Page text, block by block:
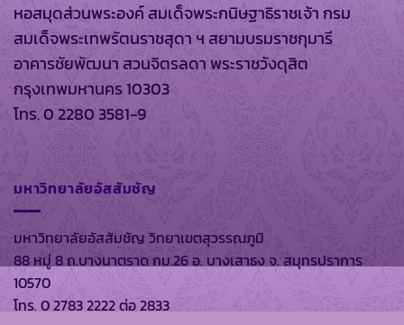
หอสมุดส่วนพระองค์ สมเด็จพระกนิษฐาธิราชเจ้า กรม
สมเด็จพระเทพรัตนราชสุดา ฯ สยามบรมราชกุมารี
อาคารชัยพัฒนา สวนจิตรลดา พระราชวังดุสิต
กรุงเทพมหานคร 10303
โทร. 0 2280 3581-9
มหาวิทยาลัยอัสสัมชัญ
มหาวิทยาลัยอัสสัมชัญ วิทยาเขตสุวรรณภูมิ
88 หมู่ 8 ถ.บางนาตราด กม.26 อ. บางเสาธง จ. สมุทรปราการ
10570
โทร. 0 2783 2222 ต่อ 2833